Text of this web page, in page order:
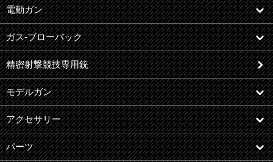
電動ガン
ガス-ブローバック
精密射撃競技専用銃
モデルガン
アクセサリー
パーツ